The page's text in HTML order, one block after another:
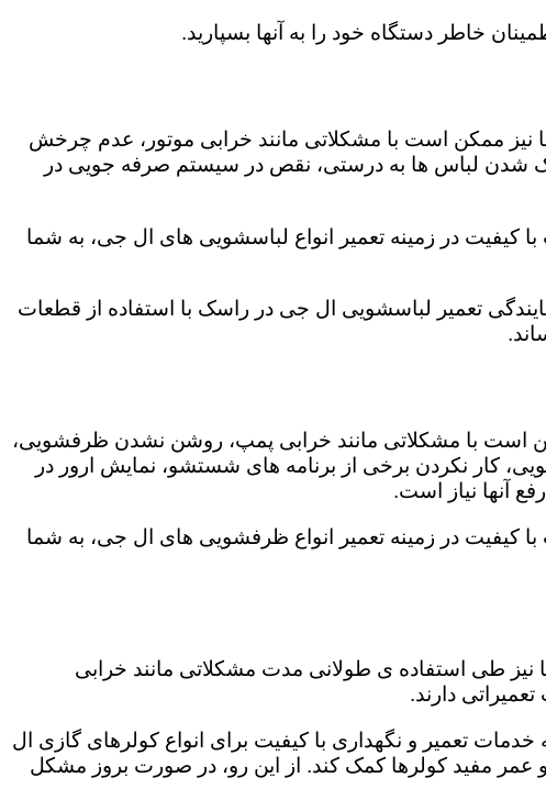
خاطر دستگاه خود را به آنها بسپارید.
نیز ممکن است با مشکلاتی مانند خرابی موتور، عدم چرخش
شدن لباس ها به درستی، نقص در سیستم صرفه جویی در
کیفیت در زمینه تعمیر انواع لباسشویی های ال جی، به شما
تعمیر لباسشویی ال جی در راسک با استفاده از قطعات
است با مشکلاتی مانند خرابی پمپ، روشن نشدن ظرفشویی،
کار نکردن برخی از برنامه های شستشو، نمایش ارور در
آنها نیاز است.
کیفیت در زمینه تعمیر انواع ظرفشویی های ال جی، به شما
نیز طی استفاده ی طولانی مدت مشکلاتی مانند خرابی
دارند.
تعمیر و نگهداری با کیفیت برای انواع کولرهای گازی ال
و عمر مفید کولرها کمک کند. از این رو، در صورت بروز مشکل